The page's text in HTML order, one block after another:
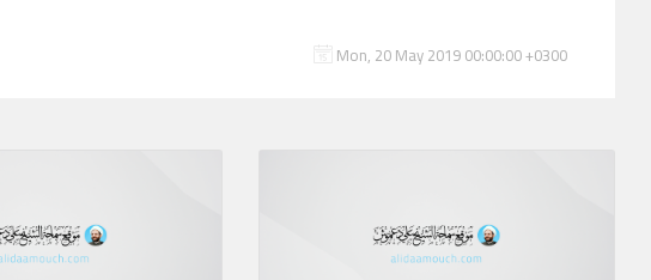
Mon, 20 May 2019 00:00:00 +0300